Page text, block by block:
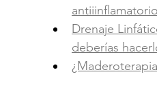
Drenaje
deberías